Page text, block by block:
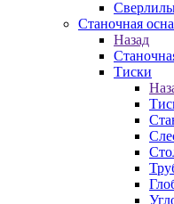
Станочная
Назад
Тиски